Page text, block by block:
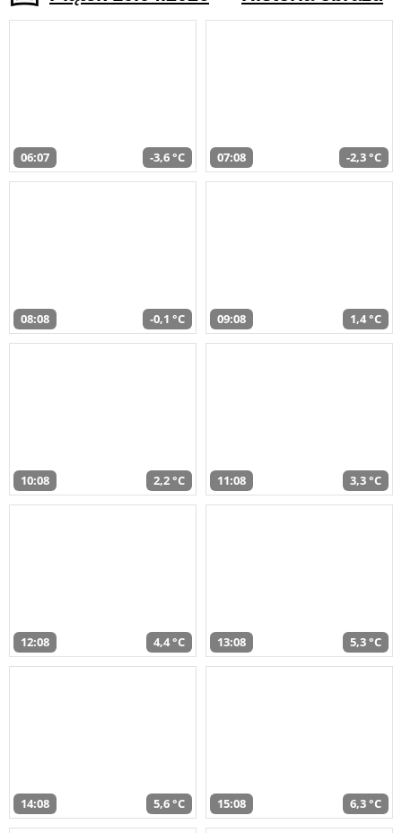
06:07 -3,6 °C 07:08 -2,3 °C
08:08 -0,1 °C 09:08 1,4 °C
10:08 2,2 °C 11:08 3,3 °C
12:08 4,4 °C 13:08 5,3 °C
14:08 5,6 °C 15:08 6,3 °C